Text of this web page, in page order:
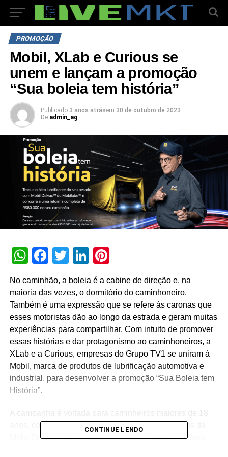
PROMOÇÃO
Mobil, XLab e Curious se
unem e lançam a promoção
“Sua boleia tem história”
Publicado 3 anos atrásem 30 de outubro de 2023
De admin_ag
WhatsApp
Facebook
TwitterLinkedIn
Pinterest
No caminhão, a boleia é a cabine de direção e, na
maioria das vezes, o dormitório do caminhoneiro.
Também é uma expressão que se refere às caronas que
esses motoristas dão ao longo da estrada e geram muitas
experiências para compartilhar. Com intuito de promover
essas histórias e dar protagonismo ao caminhoneiros, a
XLab e a Curious, empresas do Grupo TV1 se uniram à
Mobil, marca de produtos de lubrificação automotiva e
industrial, para desenvolver a promoção “Sua Boleia tem
História”.
anos, com CNH classe D, e que comprem produtos da
Mobil Delvac. A promoção consiste em analisar relatos
CONTINUE LENDO